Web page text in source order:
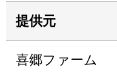
提供元
喜郷ファーム